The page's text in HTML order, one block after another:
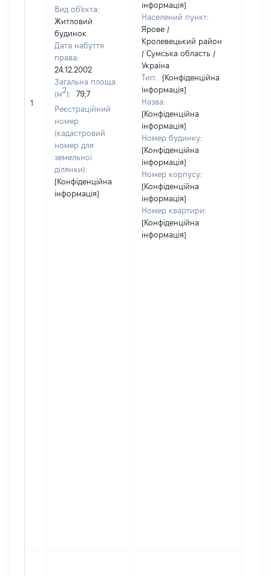
1
Вид об'єкта:
Житловий
будинок
Дата набуття
права:
24.12.2002
Загальна площа
(м2):
79,7
Реєстраційний
номер
(кадастровий
номер для
земельної
ділянки):
[Конфіденційна
інформація]
інформація]
Населений пункт:
Ярове /
Кролевецький район
/ Сумська область /
Україна
Тип:
[Конфіденційна
інформація]
Назва:
[Конфіденційна
інформація]
Номер будинку:
[Конфіденційна
інформація]
Номер корпусу:
[Конфіденційна
інформація]
Номер квартири:
[Конфіденційна
інформація]